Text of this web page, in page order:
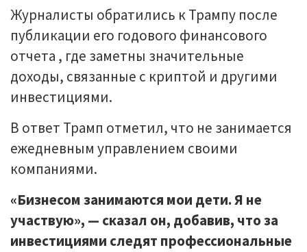
Журналисты обратились к Трампу после
публикации его годового финансового
отчета , где заметны значительные
доходы, связанные с криптой и другими
инвестициями.
В ответ Трамп отметил, что не занимается
ежедневным управлением своими
компаниями.
«Бизнесом занимаются мои дети. Я не
участвую», — сказал он, добавив, что за
инвестициями следят профессиональные